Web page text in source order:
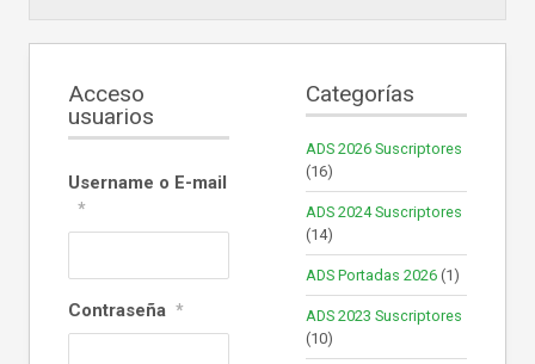
Acceso
usuarios
Username o E-mail
*
Contraseña *
Categorías
ADS 2026 Suscriptores
(16)
ADS 2024 Suscriptores
(14)
ADS Portadas 2026 (1)
ADS 2023 Suscriptores
(10)